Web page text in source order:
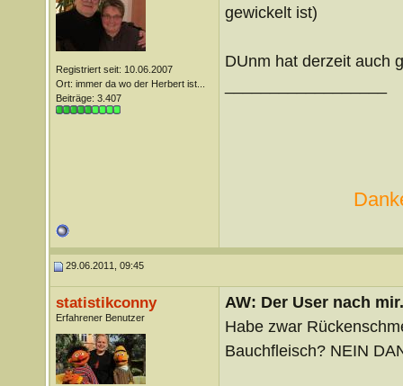
Registriert seit: 10.06.2007
Ort: immer da wo der Herbert ist...
Beiträge: 3.407
gewickelt ist)
DUnm hat derzeit auch
29.06.2011, 09:45
statistikconny
Erfahrener Benutzer
AW: Der User nach
Habe zwar
Bauchfleisch? NEIN